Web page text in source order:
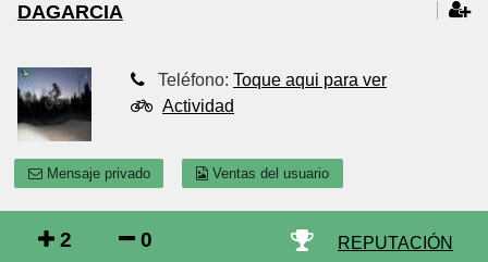
DAGARCIA
Teléfono: Toque aqui para ver
Actividad
Mensaje privado Ventas del usuario
2 0 REPUTACIÓN